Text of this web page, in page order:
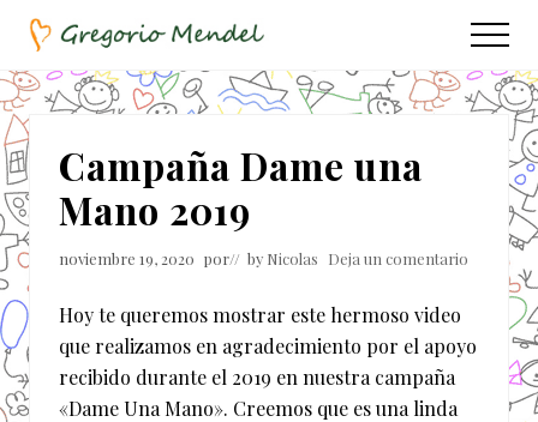
Menu
Saltar
contenido
principal
Saltar
la
barra
lateral
principal
Asociación
Civil
Menu
Campaña Dame una
Mano 2019
noviembre 19, 2020 por// by Nicolas Deja un comentario
Hoy te queremos mostrar este hermoso video
que realizamos en agradecimiento por el apoyo
recibido durante el 2019 en nuestra campaña
«Dame Una Mano». Creemos que es una linda